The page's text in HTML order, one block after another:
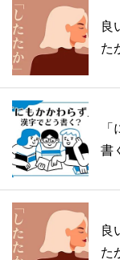
良
た
書
良
た